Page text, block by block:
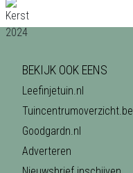
BEKIJK OOK EENS
Leefinjetuin.nl
Tuincentrumoverzicht.be
Goodgardn.nl
Adverteren